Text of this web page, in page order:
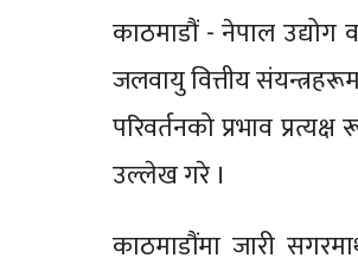
काठमाडौं - नेपाल उद्योग
जलवायु वित्तीय
परिवर्तनको प्रभाव
उल्लेख गरे ।
काठमाडौंमा जारी